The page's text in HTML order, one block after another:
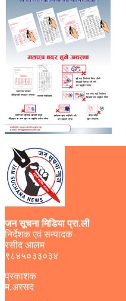
जन सूचना मिडिया प्रा.ली
निर्देशक एवं सम्पादक
रसीद आलम
९८४५०३३०३४
प्रकाशक
म.अरसद